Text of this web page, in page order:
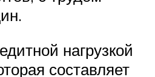
нагрузкой
составляет